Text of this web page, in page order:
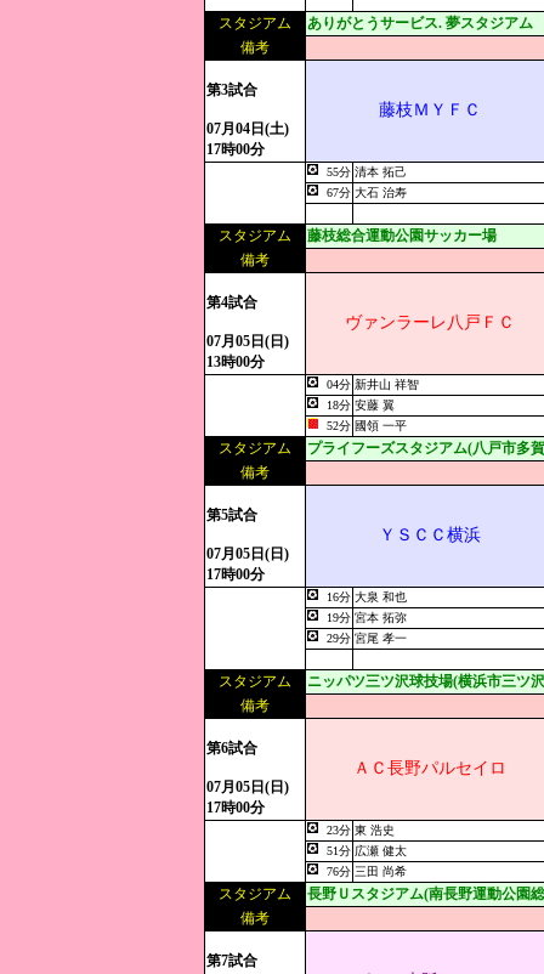
スタジアム
ありがとうサービス. 夢スタジアム
備考
第3試合
07月04日(土)
17時00分
藤枝ＭＹＦＣ
55分 清本 拓己
67分 大石 治寿
スタジアム
藤枝総合運動公園サッカー場
備考
第4試合
07月05日(日)
13時00分
ヴァンラーレ八戸ＦＣ
04分 新井山 祥智
18分 安藤 翼
52分 國領 一平
スタジアム
プライフーズスタジアム(八戸市多
備考
第5試合
07月05日(日)
17時00分
ＹＳＣＣ横浜
16分 大泉 和也
19分 宮本 拓弥
29分 宮尾 孝一
スタジアム
ニッパツ三ツ沢球技場(横浜市三ツ
備考
第6試合
07月05日(日)
17時00分
ＡＣ長野パルセイロ
23分 東 浩史
51分 広瀬 健太
76分 三田 尚希
スタジアム
長野Ｕスタジアム(南長野運動公園
備考
第7試合